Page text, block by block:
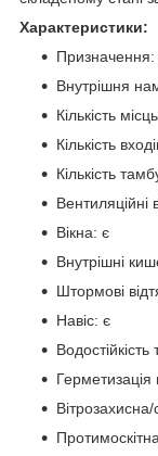
Характеристики:
Призначення:
Внутрішня
Кількість
Кількість
Кількість
Вентиляційні
Вікна: є
Внутрішні
Штормові
Навіс: є
Герметизація